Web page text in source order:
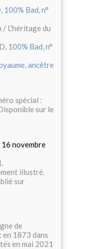
100% Bad, n°
/ L'héritage du
100% Bad, n°
ancêtre
spécial :
sur le
16 novembre
illustré.
sur
de
1873 dans
en mai 2021